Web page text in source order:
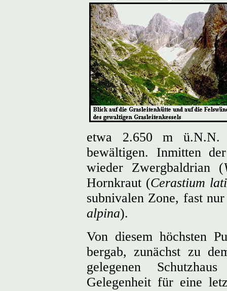
etwa 2.650 m ü.N.N.
bewältigen. Inmitten
wieder Zwergbaldrian (
Hornkraut (Cerastium
subnivalen Zone, fast
alpina).
Von diesem höchsten
bergab, zunächst zu
gelegenen
Gelegenheit für eine